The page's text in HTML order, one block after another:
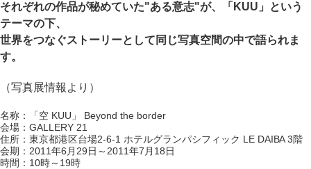
それぞれの作品が秘めていた"ある意志"が、「KUU」という
テーマの下、
世界をつなぐストーリーとして同じ写真空間の中で語られま
す。
（写真展情報より）
名称：「空 KUU」 Beyond the border
会場：GALLERY 21
住所：東京都港区台場2-6-1 ホテルグランパシフィック LE DAIBA 3階
会期：2011年6月29日～2011年7月18日
時間：10時～19時